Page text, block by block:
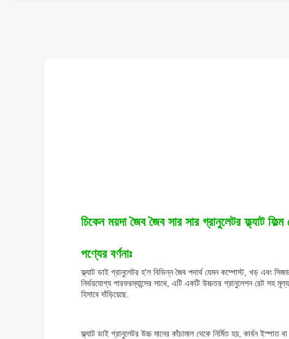
চিকেন ময়দা জৈব জৈব সার সার গ্রানুলেটর ফ্ল্যাট ফিল্ম
পণ্যের বর্ণনাঃ
ফ্ল্যাট ডাই গ্রানুলেটর হ'ল বিভিন্ন জৈব পদার্থ যেমন কম্পোস্ট, খড় এবং
নির্ভরযোগ্য পারফরম্যান্সের সাথে, এটি একটি উচ্চতর গ্রানুলেশন রেট সহ
হিসাবে দাঁড়িয়েছে.
ফ্ল্যাট ডাই গ্রানুলেটর উচ্চ মানের কাঁচামাল থেকে নির্মিত হয়, কার্বন